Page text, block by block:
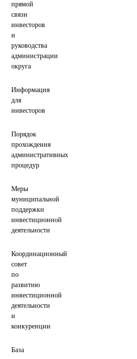
прямой
связи
инвесторов
и
руководства
администрации
округа
Информация
для
инвесторов
Порядок
прохождения
административных
процедур
Меры
муниципальной
поддержки
инвестиционной
деятельности
Координационный
совет
по
развитию
инвестиционной
деятельности
и
конкуренции
База